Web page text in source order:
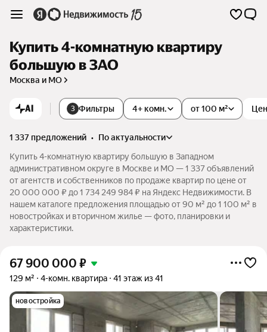
Купить 4-комнатную квартиру
большую в ЗАО
Москва и МО
AI 3 Фильтры 4+ комн. от 100 м²
1 337 предложений •
по актуальности
Купить 4-комнатную квартиру большую в Западном
административном округе в Москве и МО — 1 337 объявлений
от агентств и собственников по продаже квартир по цене от
20 000 000 ₽ до 1 734 249 984 ₽ на Яндекс Недвижимости. В
нашем каталоге предложения площадью от 90 м² до 1 100 м² в
новостройках и вторичном жилье — фото, планировки и
характеристики.
67 900 000 ₽
129 м² 4-комн. квартира 41 этаж из 41
новостройка